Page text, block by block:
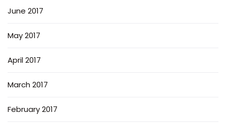
June 2017
May 2017
April 2017
March 2017
February 2017